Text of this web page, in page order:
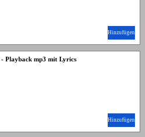
Hinzufügen
Playback mp3 mit Lyrics
Hinzufügen